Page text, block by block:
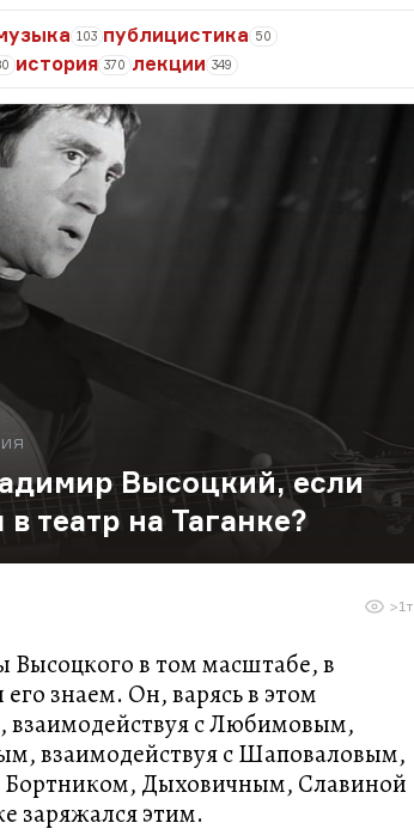
103 публицистика 50
история 370 лекции 349
Высоцкий, если
театр на Таганке?
>1т
Высоцкого в том масштабе, в
знаем. Он, варясь в этом
взаимодействуя с Любимовым,
взаимодействуя с Шаповаловым,
Бортником, Дыховичным, Славиной
заряжался этим.